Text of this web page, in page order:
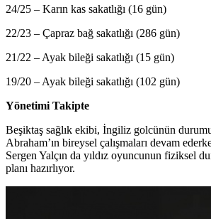
24/25 – Karın kas sakatlığı (16 gün)
22/23 – Çapraz bağ sakatlığı (286 gün)
21/22 – Ayak bileği sakatlığı (15 gün)
19/20 – Ayak bileği sakatlığı (102 gün)
Yönetimi Takipte
Beşiktaş sağlık ekibi, İngiliz golcünün
Abraham’ın bireysel çalışmaları devam
Sergen Yalçın da yıldız oyuncunun fiziksel
planı hazırlıyor.